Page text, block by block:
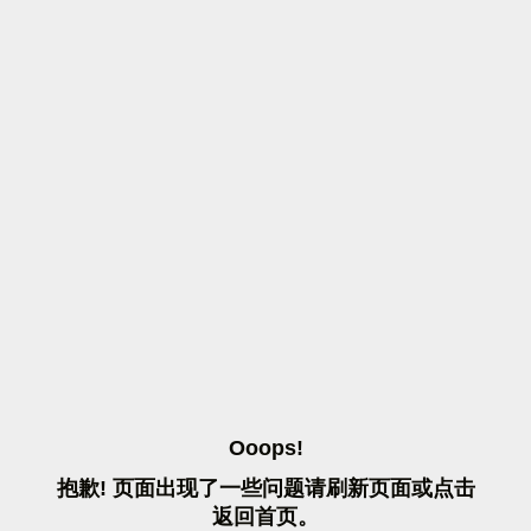
OOOPS!
抱歉! 页面出现了一些问题请刷 新页面或点击
返 回首页。